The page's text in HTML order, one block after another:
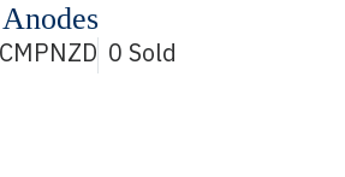
CMPNZD 0 Sold